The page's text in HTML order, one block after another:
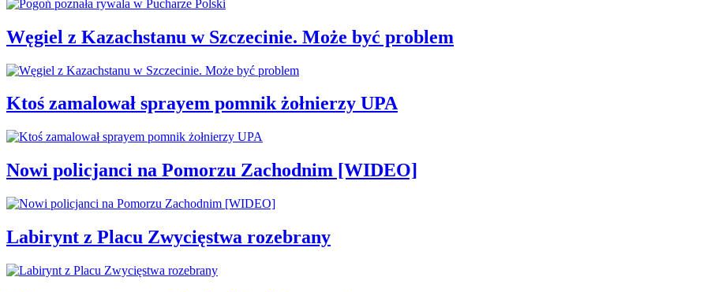
Węgiel z Kazachstanu w Szczecinie. Może być problem
Ktoś zamalował sprayem pomnik żołnierzy UPA
Nowi policjanci na Pomorzu Zachodnim [WIDEO]
Labirynt z Placu Zwycięstwa rozebrany